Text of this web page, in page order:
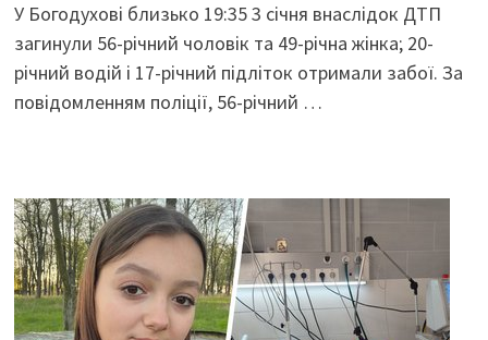
У Богодухові близько 19:35 3 січня внаслідок ДТП
загинули 56-річний чоловік та 49-річна жінка; 20-
річний водій і 17-річний підліток отримали забої. За
повідомленням поліції, 56-річний …